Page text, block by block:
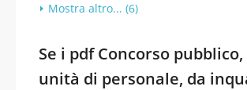
Mostra altro... (6)
Se i pdf Concorso
unità di personale, da